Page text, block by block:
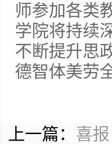
师参加各类
学院将持续
不断提升思
德智体美劳
上一篇： 喜